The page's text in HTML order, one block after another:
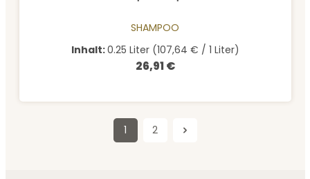
SHAMPOO
Inhalt:0.25 Liter (107,64 € / 1 Liter)
Regulärer Preis:
26,91 €
Seite
1 Seite
2